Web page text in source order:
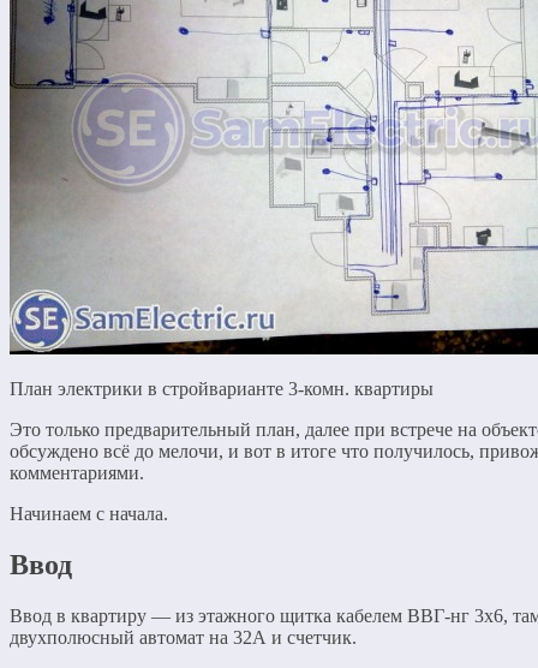
План электрики в стройварианте 3-комн. квартиры
Это только предварительный план, далее при встрече на
обсуждено всё до мелочи, и вот в итоге что получилось,
комментариями.
Начинаем с начала.
Ввод
Ввод в квартиру — из этажного щитка кабелем ВВГ-нг 3х6,
двухполюсный автомат на 32А и счетчик.